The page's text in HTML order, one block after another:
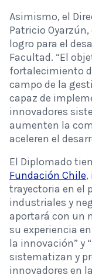
Asimismo, el
Patricio
logro para el
Facultad. “El
fortalecimiento
campo de la
capaz de
innovadores
aumenten la
aceleren el
El Diplomado
Fundación Chile,
trayectoria en el
industriales y
aportará con un
su experiencia
la innovación” y
sistematizan y
innovadores en